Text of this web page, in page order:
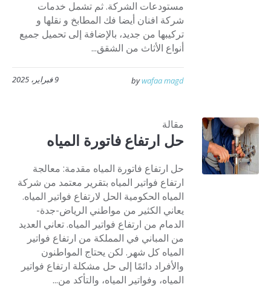
مستودعات الشركة. ثم تشمل خدمات
شركة افنان أيضا فك المطابخ و نقلها و
تركيبها من جديد، بالإضافة إلى تحميل جميع
أنواع الأثاث من الشقق...
9 فبراير، 2025 bywafaa magd
مقالة
حل ارتفاع فاتورة المياه
حل ارتفاع فاتورة المياه مقدمة: معالجة
ارتفاع فواتير المياه بتقرير معتمد من شركة
المياه الحكومية الحل لارتفاع فواتير المياه.
يعاني الكثير من مواطني الرياض-جدة-
الدمام من ارتفاع فواتير المياه. تعاني العديد
من المباني في المملكة من ارتفاع فواتير
المياه كل شهر. لكن يحتاج المواطنون
والأفراد دائمًا إلى حل مشكلة ارتفاع فواتير
المياه، وفواتير المياه، والتأكد من...